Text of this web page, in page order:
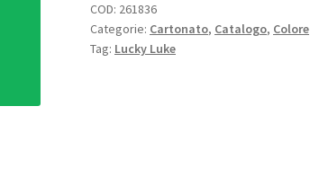
COD: 261836
Categorie: Cartonato, Catalogo, Colore
Tag: Lucky Luke